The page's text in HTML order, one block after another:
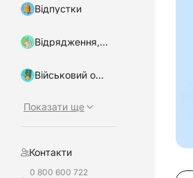
Відпустки
Відрядження, підзвітні кошти
Військовий облік, бронювання
Показати ще
Контакти
0 800 600 722